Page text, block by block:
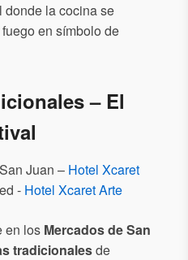
donde la cocina se
en símbolo de
– El
Juan – Hotel Xcaret
- Hotel Xcaret Arte
en los Mercados de San
tradicionalesde